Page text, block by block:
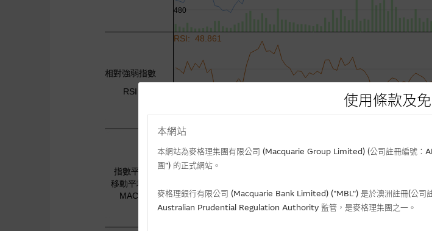
使用條款及
本網站
本網站為麥格理集團有限公司 (Macquarie Group Limited) (公司註冊編號：
團”) 的正式網站。
麥格理銀行有限公司 (Macquarie Bank Limited) ("MBL") 是於澳洲註冊(公
Australian Prudential Regulation Authority 監管，是麥格理集團之一。